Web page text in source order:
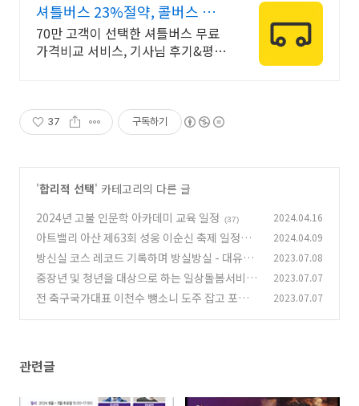
셔틀버스 23%절약, 콜버스 예
약 고객 98.9% 만족!
70만 고객이 선택한 셔틀버스 무료
가격비교 서비스, 기사님 후기&평점
37 구독하기
'합리적 선택' 카테고리의 다른 글
2024년 고불 인문학 아카데미 교육 일정
(37) 2024.04.16
아트밸리 아산 제63회 성웅 이순신 축제 일정표
(38)
2024.04.09
방신실 코스 레코드 기록하며 방실방실 - 대유위
니아 MBN 2R (0)
2023.07.08
중장년 및 청년을 대상으로 하는 일상돌봄서비스
알아보기 (1)
2023.07.07
전 축구국가대표 이천수 뺑소니 도주 잡고 포상금
2023.07.07
관련글